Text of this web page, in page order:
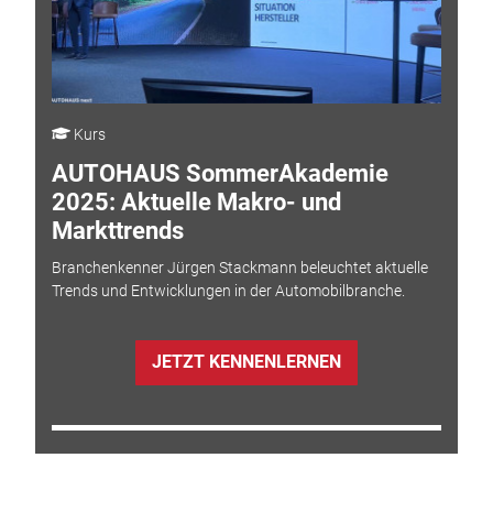
Kurs
AUTOHAUS SommerAkademie
2025: Aktuelle Makro- und
Markttrends
Branchenkenner Jürgen Stackmann beleuchtet aktuelle
Trends und Entwicklungen in der Automobilbranche.
JETZT KENNENLERNEN